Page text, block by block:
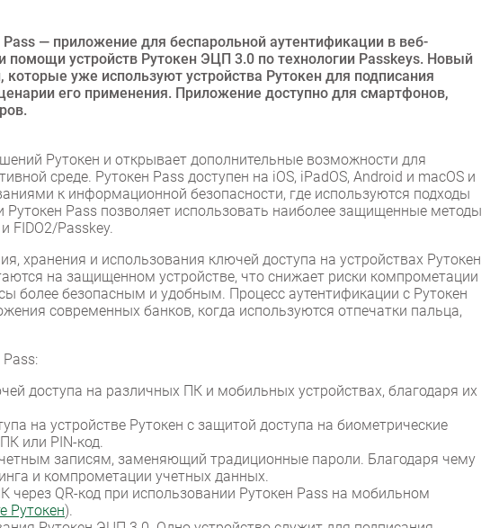
— приложение для беспарольной аутентификации в веб-
помощи устройств Рутокен ЭЦП 3.0 по технологии Passkeys. Новый
которые уже используют устройства Рутокен для подписания
его применения. Приложение доступно для смартфонов,
Рутокен и открывает дополнительные возможности для
среде. Рутокен Pass доступен на iOS, iPadOS, Android и macOS и
к информационной безопасности, где используются подходы
Рутокен Pass позволяет использовать наиболее защищенные методы
FIDO2/Passkey.
хранения и использования ключей доступа на устройствах Рутокен
на защищенном устройстве, что снижает риски компрометации
более безопасным и удобным. Процесс аутентификации с Рутокен
современных банков, когда используются отпечатки пальца,
доступа на различных ПК и мобильных устройствах, благодаря их
на устройстве Рутокен с защитой доступа на биометрические
или PIN-код.
записям, заменяющий традиционные пароли. Благодаря чему
и компрометации учетных данных.
через QR-код при использовании Рутокен Pass на мобильном
Рутокен).